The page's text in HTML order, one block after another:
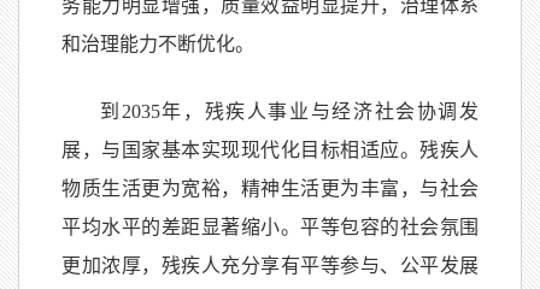
务能力明显增强，质量效益明显提升，治理体系
和治理能力不断优化。
到2035年，残疾人事业与经济社会协调发
展，与国家基本实现现代化目标相适应。残疾人
物质生活更为宽裕，精神生活更为丰富，与社会
平均水平的差距显著缩小。平等包容的社会氛围
更加浓厚，残疾人充分享有平等参与、公平发展